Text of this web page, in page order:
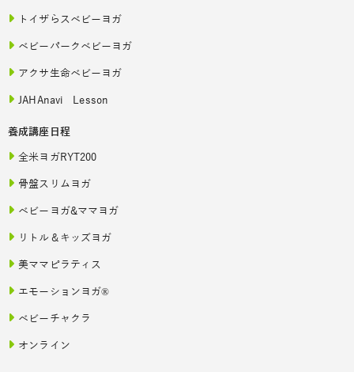
トイザらスベビーヨガ
ベビーパークベビーヨガ
アクサ生命ベビーヨガ
JAHAnavi Lesson
養成講座日程
全米ヨガRYT200
骨盤スリムヨガ
ベビーヨガ&ママヨガ
リトル＆キッズヨガ
美ママピラティス
エモーションヨガ®
ベビーチャクラ
オンライン